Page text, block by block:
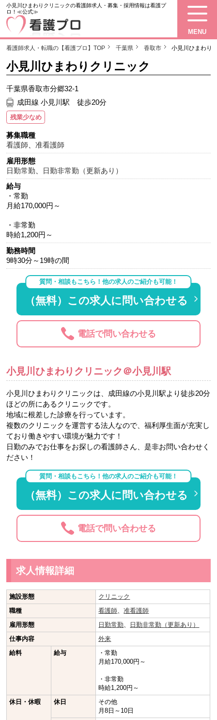
小見川ひまわりクリニックの看護師求人・募集・採用情報は看護プ
ロ！≪公式≫
MENU
看護師求人・転職の【看護プロ】TOP 千葉県 香取市 小見川ひまわり
小見川ひまわりクリニック
千葉県香取市分郷32-1
成田線 小見川駅 徒歩20分
残業少なめ
募集職種
看護師 、准看護師
雇用形態
日勤常勤
日勤非常勤（更新あり）
給与
・常勤
月給170,000円～
・非常勤
時給1,200円～
勤務時間
9時30分～19時の間
質問・相談もこちら！他の求人のご紹介も可能！
（無料）この求人に問い合わせる
電話で問い合わせる
小見川ひまわりクリニック＠小見川駅
小見川ひまわりクリニックは、成田線の小見川駅より徒歩20分
ほどの所にあるクリニックです。
地域に根差した診療を行っています。
複数のクリニックを運営する法人なので、福利厚生面が充実し
ており働きやすい環境が魅力です！
日勤のみでお仕事をお探しの看護師さん、是非お問い合わせく
ださい！
質問・相談もこちら！他の求人のご紹介も可能！
（無料）この求人に問い合わせる
電話で問い合わせる
求人情報詳細
施設形態
クリニック
職種
看護師 、准看護師
雇用形態
日勤常勤
日勤非常勤（更新あり）
仕事内容
外来
給料
給与
・常勤
月給170,000円～
・非常勤
時給1,200円～
休日・休暇
休日
その他
月8日～10日